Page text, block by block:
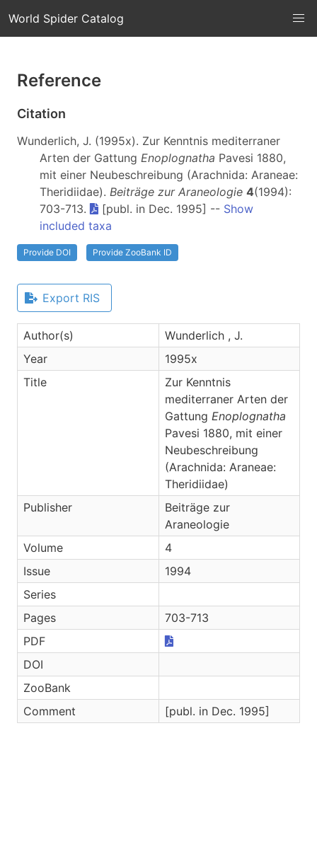
World Spider Catalog
Reference
Citation
Wunderlich, J. (1995x). Zur Kenntnis mediterraner
Arten der Gattung Enoplognatha Pavesi 1880,
mit einer Neubeschreibung (Arachnida: Araneae:
Theridiidae). Beiträge zur Araneologie 4(1994):
703-713.
[publ. in Dec. 1995] -- Show
included taxa
Provide DOI Provide ZooBank ID
Export RIS
Author(s)
Wunderlich , J.
Year
1995x
Title
Zur Kenntnis
mediterraner Arten der
Gattung Enoplognatha
Pavesi 1880, mit einer
Neubeschreibung
(Arachnida: Araneae:
Theridiidae)
Publisher
Beiträge zur
Araneologie
Volume
4
Issue
1994
Series
Pages
703-713
PDF
DOI
ZooBank
Comment
[publ. in Dec. 1995]